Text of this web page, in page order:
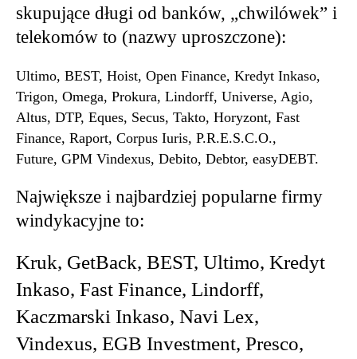
skupujące długi od banków, „chwilówek” i
telekomów to (nazwy uproszczone):
Ultimo, BEST, Hoist, Open Finance, Kredyt Inkaso,
Trigon, Omega, Prokura, Lindorff, Universe, Agio,
Altus, DTP, Eques, Secus, Takto, Horyzont, Fast
Finance, Raport, Corpus Iuris, P.R.E.S.C.O.,
Future, GPM Vindexus, Debito, Debtor, easyDEBT.
Największe i najbardziej popularne firmy
windykacyjne to:
Kruk, GetBack, BEST, Ultimo, Kredyt
Inkaso, Fast Finance, Lindorff,
Kaczmarski Inkaso, Navi Lex,
Vindexus, EGB Investment, Presco,